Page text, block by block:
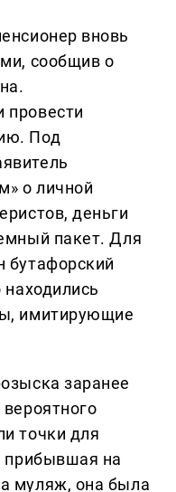
вновь
сообщив о
провести
Под
о личной
деньги
пакет. Для
бутафорский
находились
имитирующие
заранее
точки для
прибывшая на
муляж, она была